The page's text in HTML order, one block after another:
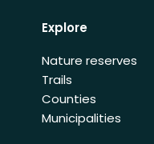
Explore
Nature reserves
Trails
Counties
Municipalities